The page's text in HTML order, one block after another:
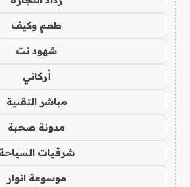
طعم وكيف
شهود نت
أركاني
مباشر التقنية
مدونة صحبة
شرقيات السياحة
موسوعة انوار